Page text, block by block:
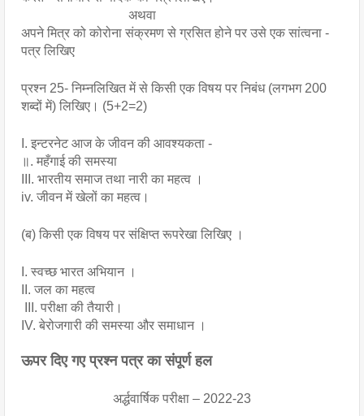
                                 अथवा
अपने मित्र को कोरोना संक्रमण से ग्रसित होने पर उसे एक सांत्वना -
पत्र लिखिए
प्रश्न 25- निम्नलिखित में से किसी एक विषय पर निबंध (लगभग 200
शब्दों में) लिखिए। (5+2=2)
I. इन्टरनेट आज के जीवन की आवश्यकता -
॥. महँगाई की समस्या
III. भारतीय समाज तथा नारी का महत्व ।
iv. जीवन में खेलों का महत्व।
(ब) किसी एक विषय पर संक्षिप्त रूपरेखा लिखिए ।
I. स्वच्छ भारत अभियान ।
II. जल का महत्व
III. परीक्षा की तैयारी।
IV. बेरोजगारी की समस्या और समाधान ।
ऊपर दिए गए प्रश्न पत्र का संपूर्ण हल
अर्द्धवार्षिक परीक्षा – 2022-23